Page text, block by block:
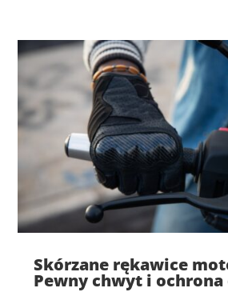
Skórzane rękawice
Pewny chwyt i ochrona